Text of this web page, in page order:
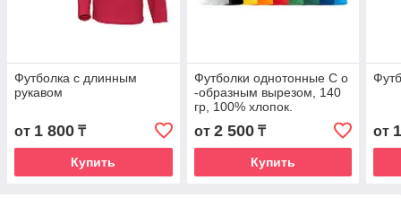
Футболка с длинным
рукавом
от 1 800 ₸
Купить
Футболки однотонные С о
-образным вырезом, 140
гр, 100% хлопок.
от 2 500₸
Купить
от